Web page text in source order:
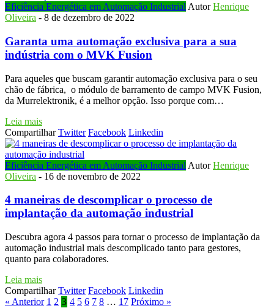
Eficiência Energética em Automação Industrial AutorHenrique
Oliveira - 8 de dezembro de 2022
Garanta uma automação exclusiva para a sua
indústria com o MVK Fusion
Para aqueles que buscam garantir automação exclusiva para o seu
chão de fábrica, o módulo de barramento de campo MVK Fusion,
da Murrelektronik, é a melhor opção. Isso porque com…
Leia mais
Compartilhar Twitter Facebook Linkedin
Eficiência Energética em Automação Industrial AutorHenrique
Oliveira - 16 de novembro de 2022
4 maneiras de descomplicar o processo de
implantação da automação industrial
Descubra agora 4 passos para tornar o processo de implantação da
automação industrial mais descomplicado tanto para gestores,
quanto para colaboradores.
Leia mais
Compartilhar Twitter Facebook Linkedin
« Anterior 1 2 3 4 5 6 7 8 … 17 Próximo »